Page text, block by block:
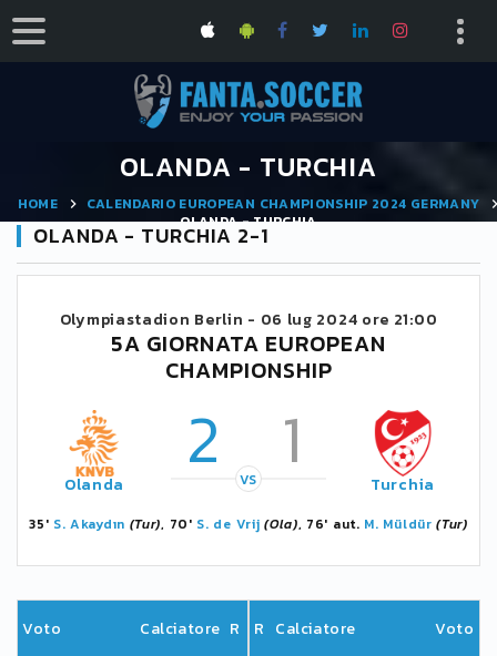
OLANDA - TURCHIA
HOME
CALENDARIO EUROPEAN CHAMPIONSHIP 2024 GERMANY
OLANDA - TURCHIA
OLANDA - TURCHIA 2-1
Olympiastadion Berlin - 06 lug 2024 ore 21:00
5A GIORNATA EUROPEAN
CHAMPIONSHIP
Olanda 2 1
VS Turchia
35' S. Akaydın (Tur), 70' S. de Vrij (Ola), 76' aut. M. Müldür (Tur)
Voto Calciatore R R Calciatore Voto